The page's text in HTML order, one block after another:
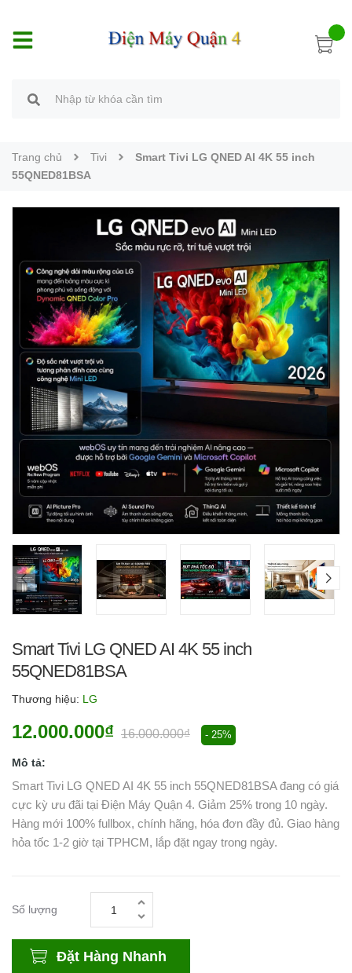
Trang chủ Tivi
Smart Tivi LG QNED AI 4K 55 inch
55QNED81BSA
Smart Tivi LG QNED AI 4K 55 inch
55QNED81BSA
Thương hiệu: LG
12.000.000₫ 16.000.000₫ - 25%
Mô tả:
Smart Tivi LG QNED AI 4K 55 inch 55QNED81BSA đang có giá
cực kỳ ưu đãi tại Điện Máy Quận 4. Giảm 25% trong 10 ngày.
Hàng mới 100% fullbox, chính hãng, hóa đơn đầy đủ. Giao hàng
hỏa tốc 1-2 giờ tại TPHCM, lắp đặt ngay trong ngày.
Số lượng
Đặt Hàng Nhanh